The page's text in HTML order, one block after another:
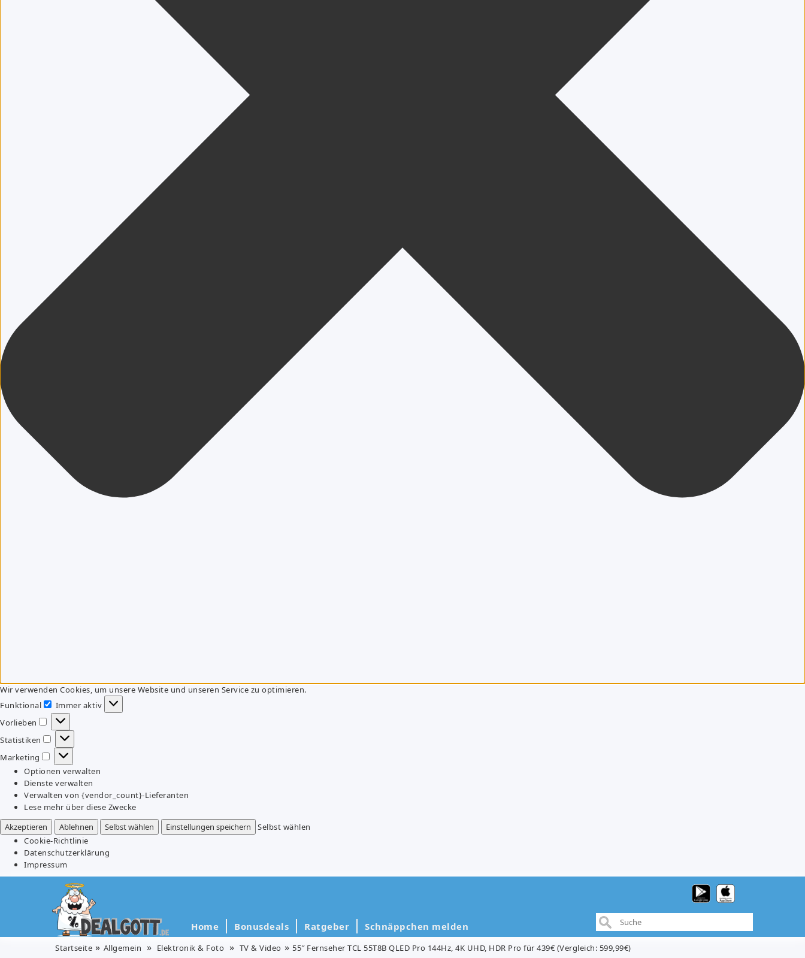
Wir verwenden Cookies, um unsere Website und unseren Service zu optimieren.
Funktional
Funktional
Immer aktiv
Vorlieben
Vorlieben
Statistiken
Statistiken
Marketing
Marketing
Optionen verwalten
Dienste verwalten
Verwalten von {vendor_count}-Lieferanten
Lese mehr über diese Zwecke
Akzeptieren
Ablehnen Selbst wählen Einstellungen speichern
Selbst wählen
Cookie-Richtlinie
Datenschutzerklärung
Impressum
Home Bonusdeals Ratgeber Schnäppchen melden
Startseite Allgemein Elektronik & Foto TV & Video 55″ Fernseher TCL 55T8B QLED Pro 144Hz, 4K UHD, HDR Pro für 439€ (Vergleich: 599,99€)